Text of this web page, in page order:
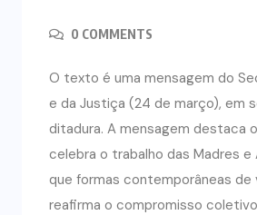
0 COMMENTS
O texto é uma mensagem do
e da Justiça (24 de março), em
ditadura. A mensagem destaca
celebra o trabalho das Madres e
que formas contemporâneas
reafirma o compromisso
REIS
29 DE